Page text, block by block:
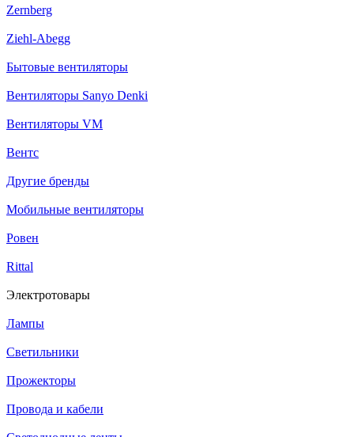
Zernberg
Ziehl-Abegg
Бытовые вентиляторы
Вентиляторы Sanyo Denki
Вентиляторы VM
Вентс
Другие бренды
Мобильные вентиляторы
Ровен
Rittal
Электротовары
Лампы
Светильники
Прожекторы
Провода и кабели